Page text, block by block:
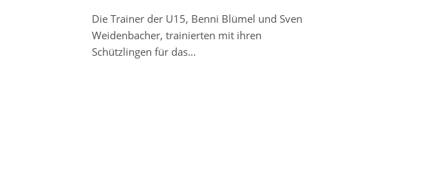
Die Trainer der U15, Benni Blümel und Sven
Weidenbacher, trainierten mit ihren
Schützlingen für das…